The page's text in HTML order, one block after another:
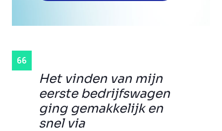
Het vinden van mijn
eerste bedrijfswagen
ging gemakkelijk en
snel via